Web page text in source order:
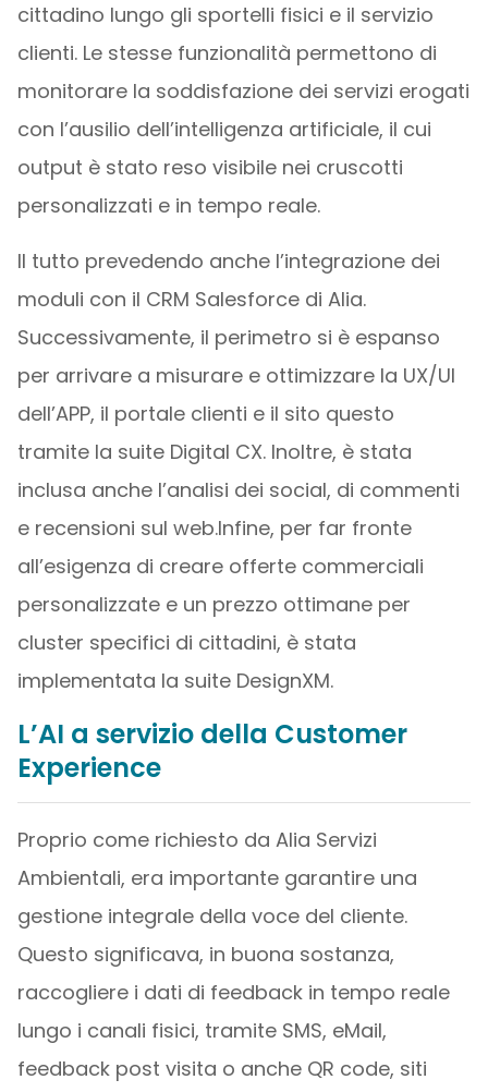
cittadino lungo gli sportelli fisici e il servizio
clienti. Le stesse funzionalità permettono di
monitorare la soddisfazione dei servizi erogati
con l’ausilio dell’intelligenza artificiale, il cui
output è stato reso visibile nei cruscotti
personalizzati e in tempo reale.
Il tutto prevedendo anche l’integrazione dei
moduli con il CRM Salesforce di Alia.
Successivamente, il perimetro si è espanso
per arrivare a misurare e ottimizzare la UX/UI
dell’APP, il portale clienti e il sito questo
tramite la suite Digital CX. Inoltre, è stata
inclusa anche l’analisi dei social, di commenti
e recensioni sul web.Infine, per far fronte
all’esigenza di creare offerte commerciali
personalizzate e un prezzo ottimane per
cluster specifici di cittadini, è stata
implementata la suite DesignXM.
L’AI a servizio della Customer
Experience
Proprio come richiesto da Alia Servizi
Ambientali, era importante garantire una
gestione integrale della voce del cliente.
Questo significava, in buona sostanza,
raccogliere i dati di feedback in tempo reale
lungo i canali fisici, tramite SMS, eMail,
feedback post visita o anche QR code, siti